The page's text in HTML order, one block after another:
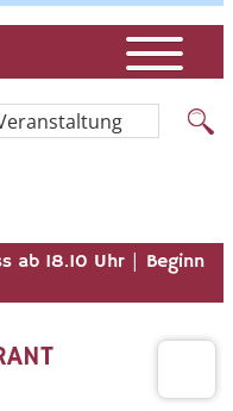
ab 18.10 Uhr | Beginn